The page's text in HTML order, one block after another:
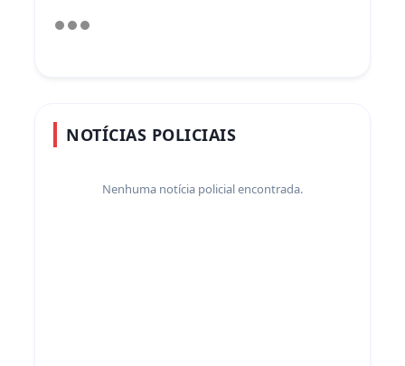
NOTÍCIAS POLICIAIS
Nenhuma notícia policial encontrada.